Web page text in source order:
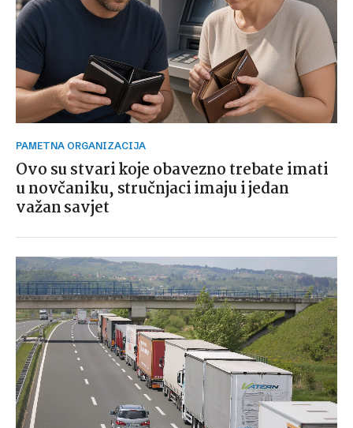
PAMETNA ORGANIZACIJA
Ovo su stvari koje obavezno trebate imati
u novčaniku, stručnjaci imaju i jedan
važan savjet